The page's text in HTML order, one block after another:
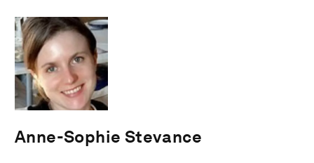
Anne-Sophie Stevance